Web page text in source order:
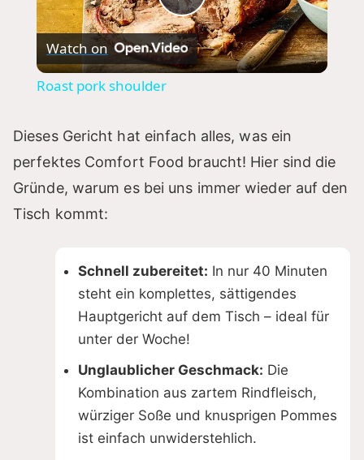
P
l
y
i
d
e
o
Watch on
Roast pork shoulder
Dieses Gericht hat einfach alles, was ein
perfektes Comfort Food braucht! Hier sind die
Gründe, warum es bei uns immer wieder auf den
Tisch kommt:
Schnell zubereitet: In nur 40 Minuten
steht ein komplettes, sättigendes
Hauptgericht auf dem Tisch – ideal für
unter der Woche!
Unglaublicher Geschmack: Die
Kombination aus zartem Rindfleisch,
würziger Soße und knusprigen Pommes
ist einfach unwiderstehlich.